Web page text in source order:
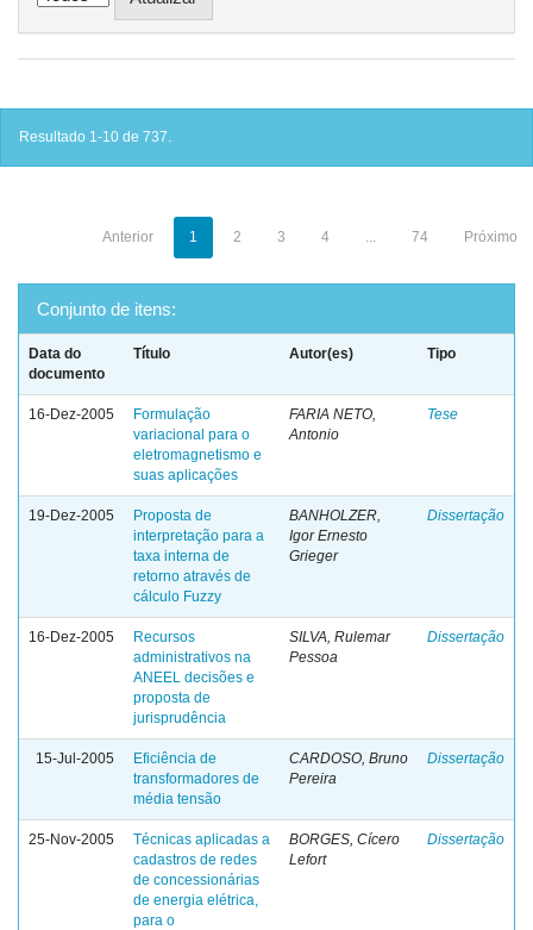
Resultado 1-10 de 737.
Anterior 1 2 3 4 ... 74 Próximo
Conjunto de itens:
Data do
documento
Título Autor(es) Tipo
16-Dez-2005
Formulação
variacional para o
eletromagnetismo e
suas aplicações
FARIA NETO,
Antonio
Tese
19-Dez-2005
Proposta de
interpretação para a
taxa interna de
retorno através de
cálculo Fuzzy
BANHOLZER,
Igor Ernesto
Grieger
Dissertação
16-Dez-2005
Recursos
administrativos na
ANEEL decisões e
proposta de
jurisprudência
SILVA, Rulemar
Pessoa
Dissertação
15-Jul-2005
Eficiência de
transformadores de
média tensão
CARDOSO, Bruno
Pereira
Dissertação
25-Nov-2005
Técnicas aplicadas a
cadastros de redes
de concessionárias
de energia elétrica,
para o
BORGES, Cícero
Lefort
Dissertação